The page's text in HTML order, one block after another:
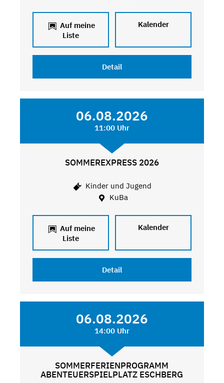
Auf meine
Liste
Kalender
Detail
06.08.2026
11:00 Uhr
SOMMEREXPRESS 2026
Kinder und Jugend
KuBa
Auf meine
Liste
Kalender
Detail
06.08.2026
14:00 Uhr
SOMMERFERIENPROGRAMM
ABENTEUERSPIELPLATZ ESCHBERG